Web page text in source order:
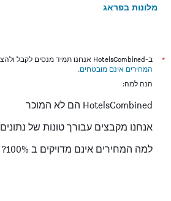
מלונות בפראג
מלונות בניו יורק
מלונות בבנגקוק
מלונות בבוקרשט
מלונות בפאפוס
מלונות בלימסול
*
ב-HotelsCombined אנחנו תמיד מנסים לקבל ולהציג תמחור מדויק, עם זאת,
המחירים אינם מובטחים.
הנה למה:
HotelsCombined הם לא המוכר
אנחנו מקבצים עבורך טונות של נתונים
למה המחירים אינם מדויקים ב 100%?